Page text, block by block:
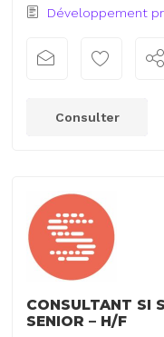
Développement
Consulter
CONSULTANT SI
SENIOR – H/F